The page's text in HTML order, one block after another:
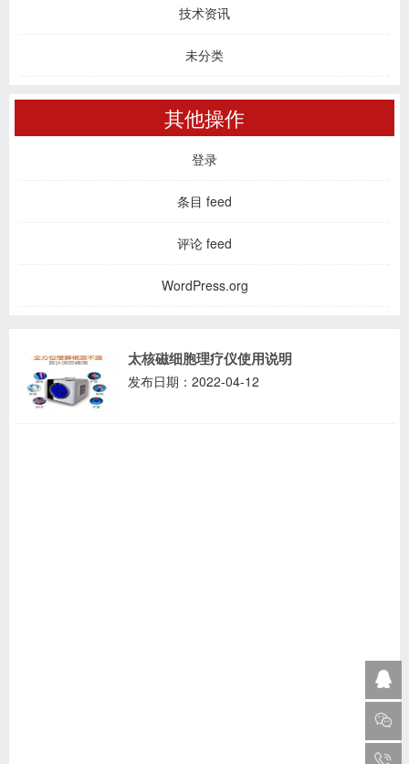
技术资讯
未分类
其他操作
登录
条目 feed
评论 feed
WordPress.org
太核磁细胞理疗仪使用说明
发布日期：2022-04-12